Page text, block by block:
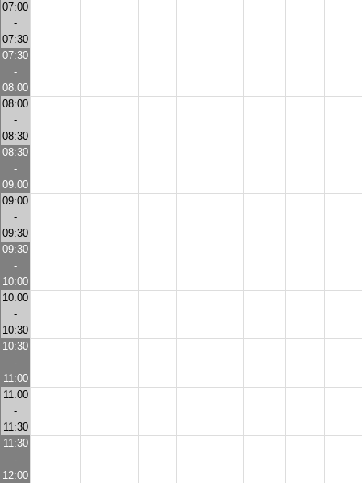
07:00
-
07:30
07:30
-
08:00
08:00
-
08:30
08:30
-
09:00
09:00
-
09:30
09:30
-
10:00
10:00
-
10:30
10:30
-
11:00
11:00
-
11:30
11:30
-
12:00